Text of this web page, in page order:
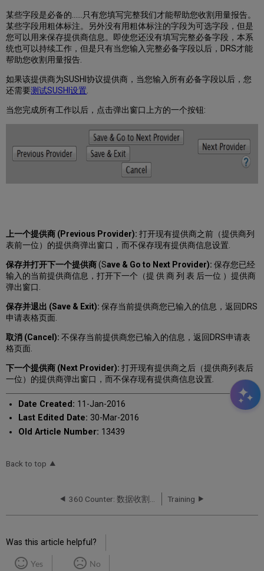
某些字段是必备的……只有您填写完整我们才能帮助您收割用量报告。
某些字段用粗体标注。另外没有用粗体标注的字段为可选字段，但是
您可以用来保存提供商信息。即使您还没有填写完整必备字段，本系
统也可以持续工作，但是只有当您输入完整必备字段以后，DRS才能
帮助您收割用量报告.
如果该提供商为SUSHI协议提供商，当您输入所有必备字段以后，您
还需要测试SUSHI设置.
当您完成所有工作以后，点击弹出窗口上方的一个按钮:
上一个提供商 (Previous Provider): ​打开现有提供商之前（提供商列
表前一位）的提供商弹出窗口，而不保存现有提供商信息设置.
保存并打开下一个提供商(Save & Go to Next Provider): 保存您已经
输入的当前提供商信息，打开下一个（提 供 商 列 表 后一位 ）提供商
弹出窗口.
保存并退出 (Save & Exit): 保存当前提供商您已输入的信息，返回DRS
申请表格页面.
取消​ (Cancel): 不保存当前提供商您已输入的信息，返回DRS申请表
格页面.
下一个提供商 (Next Provider): 打开现有提供商之后（提供商列表后
一位）的提供商弹出窗口，而不保存现有提供商信息设置.
Date Created: 11-Jan-2016
Last Edited Date: 30-Mar-2016
Old Article Number: 13439
Back to top
Training
Was this article helpful?
Yes No